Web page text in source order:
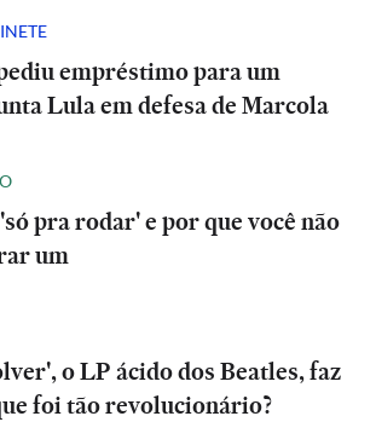
empréstimo para um
Lula em defesa de Marcola
pra rodar' e por que você não
um
o LP ácido dos Beatles, faz
foi tão revolucionário?